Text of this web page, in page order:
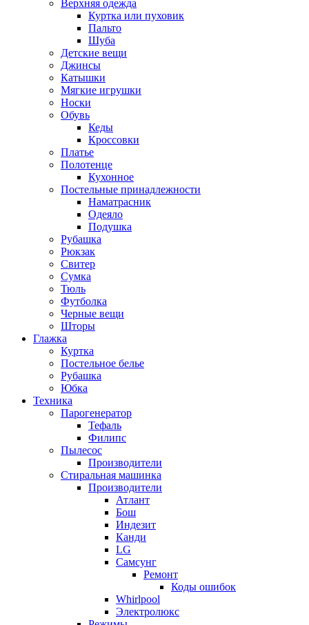
Верхняя одежда
Куртка или пуховик
Пальто
Шуба
Детские вещи
Джинсы
Катышки
Мягкие игрушки
Носки
Обувь
Кеды
Кроссовки
Платье
Полотенце
Кухонное
Постельные принадлежности
Наматрасник
Одеяло
Подушка
Рубашка
Рюкзак
Свитер
Сумка
Тюль
Футболка
Черные вещи
Шторы
Глажка
Куртка
Постельное белье
Рубашка
Юбка
Техника
Парогенератор
Тефаль
Филипс
Пылесос
Производители
Стиральная машинка
Производители
Атлант
Бош
Индезит
Канди
LG
Самсунг
Ремонт
Коды ошибок
Whirlpool
Электролюкс